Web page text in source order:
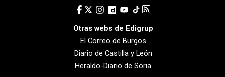
Otras webs de Edigrup
El Correo de Burgos
Diario de Castilla y León
Heraldo-Diario de Soria